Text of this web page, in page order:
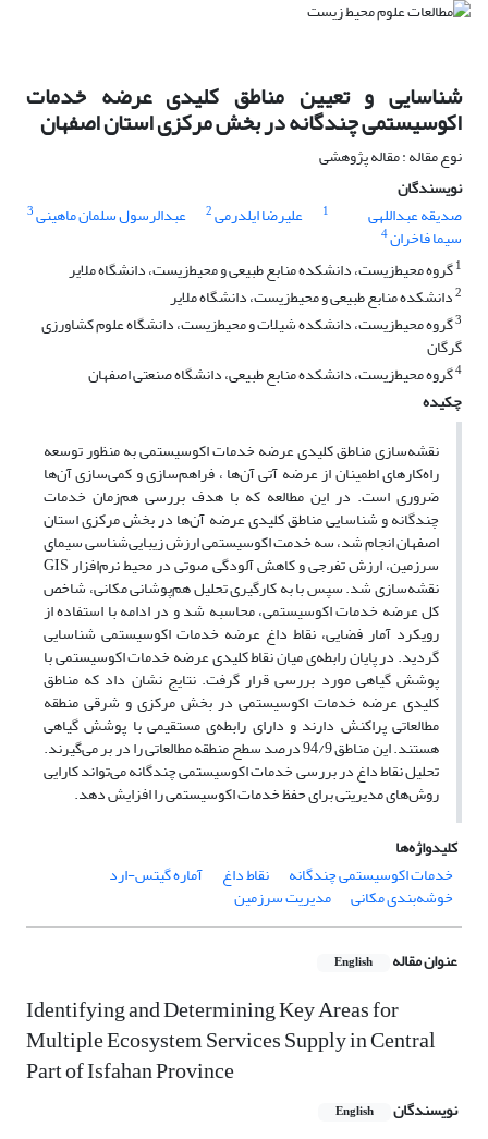
شناسایی و تعیین مناطق کلیدی عرضه خدمات
اکوسیستمی چندگانه در بخش مرکزی استان اصفهان
نوع مقاله : مقاله پژوهشی
نویسندگان
صدیقه عبداللهی
1 علیرضا ایلدرمی2 عبدالرسول سلمان ماهینی3
سیما فاخران4
1گروه محیط‌زیست، دانشکده منابع طبیعی و محیط‌زیست، دانشگاه ملایر
2دانشکده منابع طبیعی و محیط‌زیست، دانشگاه ملایر
3گروه محیط‌زیست، دانشکده شیلات و محیط‌زیست، دانشگاه علوم کشاورزی
گرگان
4گروه محیط‌زیست، دانشکده منابع طبیعی، دانشگاه صنعتی اصفهان
چکیده
نقشه‌سازی مناطق کلیدی عرضه خدمات اکوسیستمی به منظور توسعه
راه‌کارهای اطمینان از عرضه آتی آن‌ها ، فراهم‌سازی و کمی‌سازی آن‌ها
ضروری است. در این مطالعه که با هدف بررسی هم‌زمان خدمات
چندگانه و شناسایی مناطق کلیدی عرضه آن‌ها در بخش مرکزی استان
اصفهان انجام شد، سه خدمت اکوسیستمی ارزش زیبایی‌شناسی سیمای
سرزمین، ارزش تفرجی و کاهش آلودگی صوتی در محیط نرم‌افزار GIS
نقشه‌سازی شد. سپس با به کارگیری تحلیل هم‌پوشانی مکانی، شاخص
کل عرضه خدمات اکوسیستمی، محاسبه شد و در ادامه با استفاده از
رویکرد آمار فضایی، نقاط داغ عرضه خدمات اکوسیستمی شناسایی
گردید. در پایان رابطه‌ی میان نقاط کلیدی عرضه خدمات اکوسیستمی با
پوشش گیاهی مورد بررسی قرار گرفت. نتایج نشان داد که مناطق
کلیدی عرضه خدمات اکوسیستمی در بخش مرکزی و شرقی منطقه
مطالعاتی پراکنش دارند و دارای رابطه‌ی مستقیمی با پوشش گیاهی
هستند. این مناطق 94/9 درصد سطح منطقه مطالعاتی را در بر می‌گیرند.
تحلیل نقاط داغ در بررسی خدمات اکوسیستمی چندگانه می‌تواند کارایی
روش‌های مدیریتی برای حفظ خدمات اکوسیستمی را افزایش دهد.
کلیدواژه‌ها
خدمات اکوسیستمی چندگانه
نقاط داغ آماره گیتس-ارد
خوشه‌بندی مکانی مدیریت سرزمین
عنوان مقاله English
Identifying and Determining Key Areas for
Multiple Ecosystem Services Supply in Central
Part of Isfahan Province
نویسندگان English